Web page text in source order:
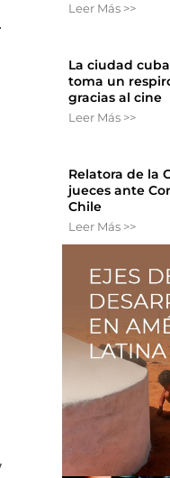
Leer Más >>
La ciudad
toma un
gracias al cine
Leer Más >>
Relatora de la
jueces ante
Chile
Leer Más >>